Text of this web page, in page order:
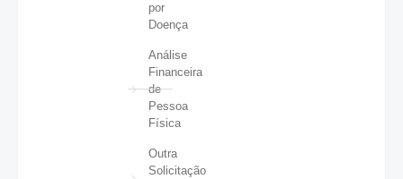
por
Doença
Análise
Financeira
de
Pessoa
Física
Outra
Solicitação